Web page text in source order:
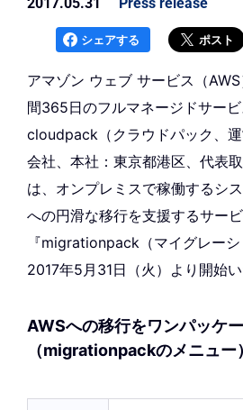
シェアする ポスト
アマゾン ウェブ サービス（
間365日のフルマネージドサー
cloudpack（クラウドパック、
会社、本社：東京都港区、代表
は、オンプレミスで稼働するシ
への円滑な移行を支援するサー
『migrationpack（マイグレー
2017年5月31日（火）より開始い
AWSへの移行をワンパッケ
（migrationpackのメニュー）